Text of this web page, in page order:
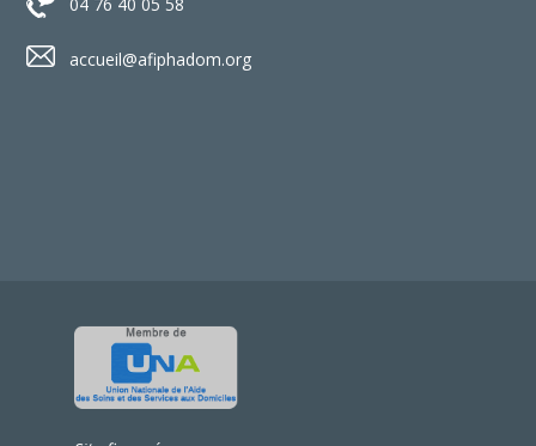
accueil@afiphadom.org